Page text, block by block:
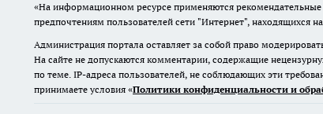
«На информационном ресурсе применяются
предпочтениям пользователей сети "Интернет", находящихся
Администрация портала оставляет за собой право
На сайте не допускаются комментарии, содержащие
по теме. IP-адреса пользователей, не соблюдающих эти
принимаете условия «Политики конфиденциальности и